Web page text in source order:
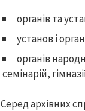
органів та
установ і
органів
семінарій,
Серед архівних